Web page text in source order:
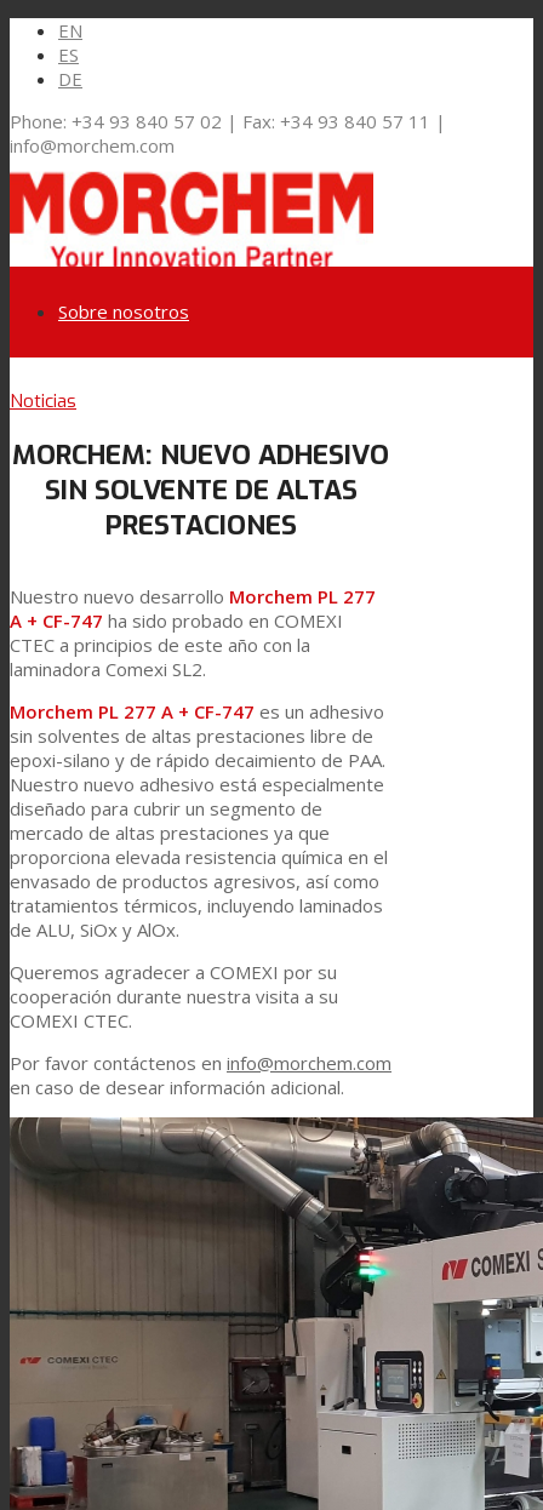
EN
ES
DE
Phone: +34 93 840 57 02 | Fax: +34 93 840 57 11 |
info@morchem.com
Link to Youtube
Sobre nosotros
Mercados y Soluciones
Embalaje Flexible
Laminación de paneles
Laminación técnica
Laminación textil
Resinas de Poliuretano para tintas de impresión
Innovación
Asistencia Técnica
Prestaciones
Sostenibilidad
Carrera
Atención al Cliente
Noticias
MORCHEM: NUEVO ADHESIVO
SIN SOLVENTE DE ALTAS
PRESTACIONES
Nuestro nuevo desarrollo Morchem PL 277
A + CF-747 ha sido probado en COMEXI
CTEC a principios de este año con la
laminadora Comexi SL2.
Morchem PL 277 A + CF-747 es un adhesivo
sin solventes de altas prestaciones libre de
epoxi-silano y de rápido decaimiento de PAA.
Nuestro nuevo adhesivo está especialmente
diseñado para cubrir un segmento de
mercado de altas prestaciones ya que
proporciona elevada resistencia química en el
envasado de productos agresivos, así como
tratamientos térmicos, incluyendo laminados
de ALU, SiOx y AlOx.
Queremos agradecer a COMEXI por su
cooperación durante nuestra visita a su
COMEXI CTEC.
Por favor contáctenos en info@morchem.com
en caso de desear información adicional.